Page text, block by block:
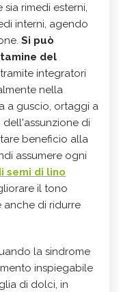
rimedi esterni,
interni, agendo
Si può
del
tramite integratori
nella
a guscio, ortaggi a
di
beneficio alla
assumere ogni
semi di lino
il tono
anche di ridurre
la sindrome
inspiegabile
di dolci, in